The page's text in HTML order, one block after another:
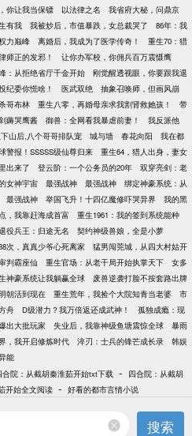
你让我当保镖 以法律之名
我省府大秘，问鼎京
有我 我被炒后，市值暴跌，女总裁哭了
86年：我
力巅峰 离婚后，我成为了医学传奇！
重生70：猎
师正的发邪！
让你办军校，你佣兵百万震慑鹰
：从拒绝省厅千金开始
刚觉醒透视眼，你要跟我退
纪委你慌啥！ 医武双绝
抽象召唤师，但画风崩
哥布林 重生八零，再婚母亲求我割肾救她孩！
带
薅哭鹰酱 御兽：全网看我暴虐前妻！
我反派他
山后,八个哥哥排队宠 城与墙 春花向阳
我在都
警报！SSSSS级仙尊归来
重生64，猎人出身，妻女
出来了 登云阶：一个公务员的20年
双穿亮剑：老
女神宇宙 最强战神 最强战神
绑定神豪系统：从
最强战神 举国飞升！十四亿魔修吓哭异界
我的黑
，我靠赶海成首富
重生1961：我的签到系统能种
役兵王：归途无名
契约神级兽娘，全是小萝
次，真真少爷心死离家
猛男闯莞城，从四大村姑开
判霸座仙 重生官场：从老干局开始执掌天下
女多
神豪系统让我躺赢全球
废兽逆袭打脸不按套路出牌
朝活到现在 重生荒年，我捡个大院知青当老婆
市
舟 D级潜力？我万倍返还成武神！
孤独成瘾：现
出大批玩家 失业后，我靠神级鱼塘震惊全球
暴雨
，我开启修炼时代 淬刃：士兵的锋芒成长录
韩娱
能
合院：从截胡秦淮茹开始txt下载 -
四合院：从截胡
开始全文阅读 - 好看的都市言情小说
搜索